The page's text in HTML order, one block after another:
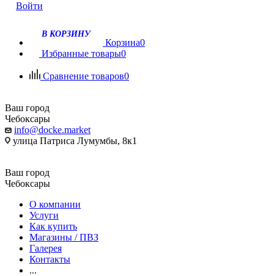
Войти
В КОРЗИНУ
Корзина0
Избранные товары0
Сравнение товаров0
Ваш город
Чебоксары
info@docke.market
улица Патриса Лумумбы, 8к1
Ваш город
Чебоксары
О компании
Услуги
Как купить
Магазины / ПВЗ
Галерея
Контакты
...